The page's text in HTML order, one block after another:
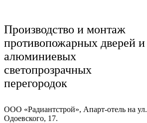
Производство и монтаж
противопожарных дверей и
алюминиевых
светопрозрачных
перегородок
ООО «Радиантстрой», Апарт-отель на ул.
Одоевского, 17.